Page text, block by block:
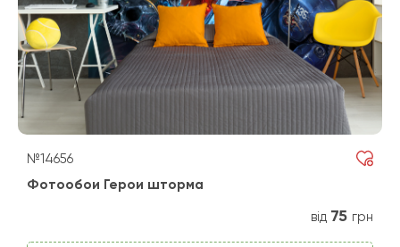
№14656
Фотообои Герои шторма
від 75 грн